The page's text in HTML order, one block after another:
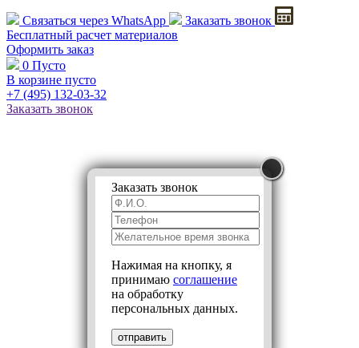
Связаться через WhatsApp
Заказать звонок
Бесплатный расчет материалов
Оформить заказ
0 Пусто
В корзине пусто
+7 (495) 132-03-32
Заказать звонок
Заказать звонок
Нажимая на кнопку, я
принимаю соглашение
на обработку
персональных данных.
отправить